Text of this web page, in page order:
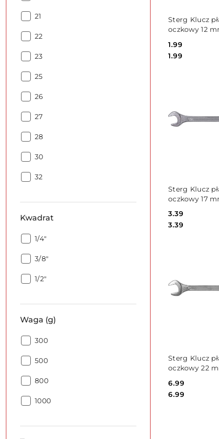
Rozmiar(mm):
21
Rozmiar(mm):
22
Rozmiar(mm):
23
Rozmiar(mm):
25
Rozmiar(mm):
26
Rozmiar(mm):
27
Rozmiar(mm):
28
Rozmiar(mm):
30
Rozmiar(mm):
32
Kwadrat
Kwadrat:
1/4"
Kwadrat:
3/8"
Kwadrat:
1/2"
Waga (g)
Waga
300
Waga
500
Waga
800
Waga
1000
Sterg Klucz
oczkowy 12
Cena:
1.99
Cena:
1.99
DO
Sterg Klucz
oczkowy 17
Cena:
3.39
Cena:
3.39
DO
Sterg Klucz
oczkowy 22
Cena:
6.99
Cena:
6.99
DO